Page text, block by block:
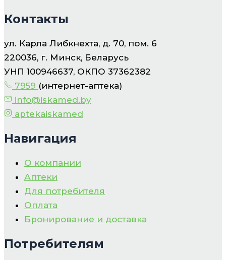
Контакты
ул. Карла Либкнехта, д. 70, пом. 6
220036, г. Минск, Беларусь
УНП 100946637, ОКПО 37362382
7959 (интернет-аптека)
info@iskamed.by
aptekaiskamed
Навигация
О компании
Аптеки
Для потребителя
Оплата
Бронирование и доставка
Потребителям